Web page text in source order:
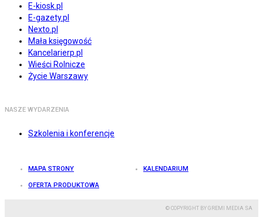
E-kiosk.pl
E-gazety.pl
Nexto.pl
Mała księgowość
Kancelarierp.pl
Wieści Rolnicze
Życie Warszawy
NASZE WYDARZENIA
Szkolenia i konferencje
MAPA STRONY KALENDARIUM
OFERTA PRODUKTOWA
© COPYRIGHT BY GREMI MEDIA SA